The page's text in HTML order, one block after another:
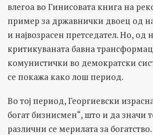
влегоа во Гинисовата книга на
пример за државнички двоец од
и највозрасен претседател. Но, од
критикуваната бавна
комунистички во демократски
се покажа како лош период.
Во тој период, Георгиевски
богат бизнисмен“, што и да значи
различни се мерилата за